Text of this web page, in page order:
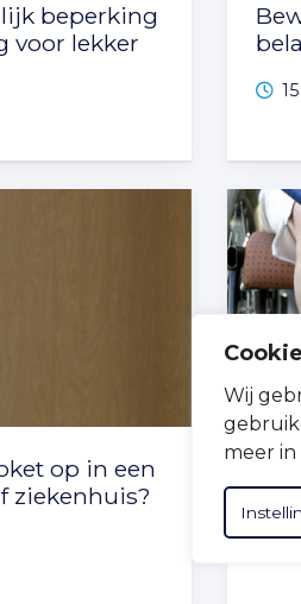
Wij
meer in
beperking
voor lekker
op in een
ziekenhuis?